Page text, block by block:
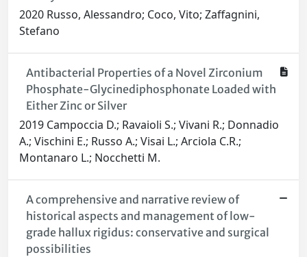
2020 Russo, Alessandro; Coco, Vito; Zaffagnini,
Stefano
Antibacterial Properties of a Novel Zirconium
Phosphate-Glycinediphosphonate Loaded with
Either Zinc or Silver
2019 Campoccia D.; Ravaioli S.; Vivani R.; Donnadio
A.; Vischini E.; Russo A.; Visai L.; Arciola C.R.;
Montanaro L.; Nocchetti M.
A comprehensive and narrative review of
historical aspects and management of low-
grade hallux rigidus: conservative and surgical
possibilities